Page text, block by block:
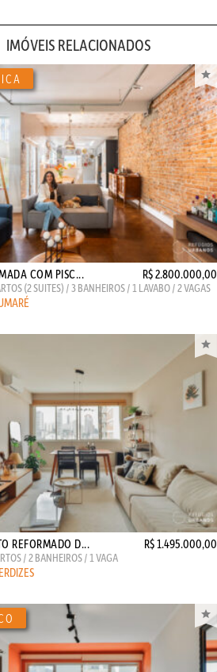
IMÓVEIS RELACIONADOS
COM PISC... R$ 2.800.000,00
(2 SUITES) / 3 BANHEIROS / 1 LAVABO / 2 VAGAS
REFORMADO D... R$ 1.495.000,00
/ 2 BANHEIROS / 1 VAGA